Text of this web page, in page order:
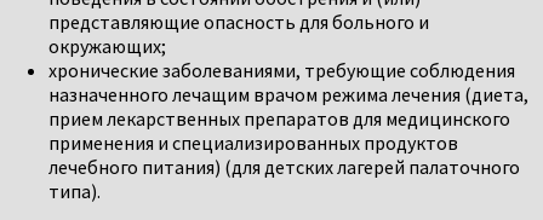
представляющие опасность для больного и
окружающих;
хронические заболеваниями, требующие соблюдения
назначенного лечащим врачом режима лечения (диета,
прием лекарственных препаратов для медицинского
применения и специализированных продуктов
лечебного питания) (для детских лагерей палаточного
типа).